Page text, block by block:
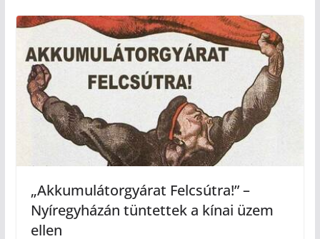
„Akkumulátorgyárat Felcsútra!” –
Nyíregyházán tüntettek a kínai üzem
ellen